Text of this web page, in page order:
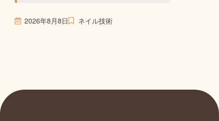
2026年8月8日 ネイル技術